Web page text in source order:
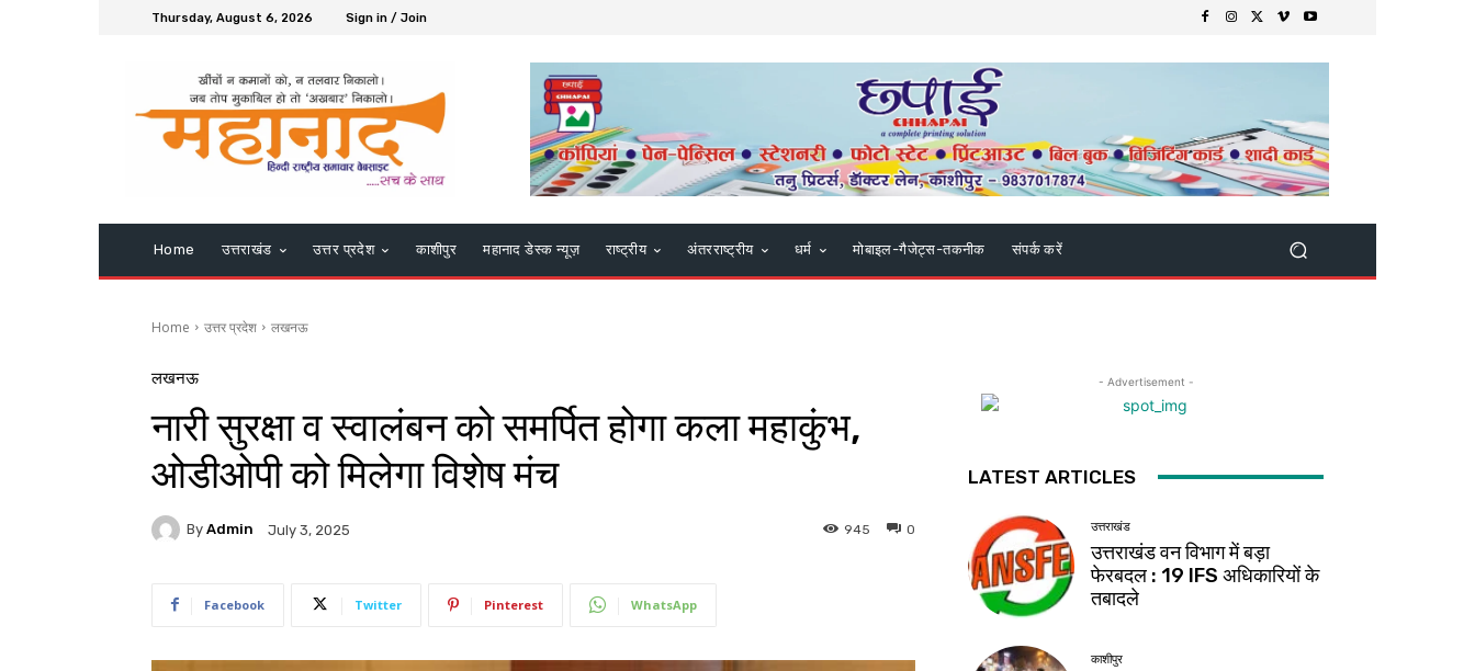
Thursday, August 6, 2026 Sign in / Join
Home उत्तराखंड उत्तर प्रदेश काशीपुर महानाद डेस्क न्यूज़ राष्ट्रीय अंतरराष्ट्रीय धर्म मोबाइल-गैजेट्स-तकनीक संपर्क करें
Home उत्तर प्रदेश लखनऊ
लखनऊ
नारी सुरक्षा व स्वालंबन को समर्पित होगा कला महाकुंभ,
ओडीओपी को मिलेगा विशेष मंच
By Admin July 3, 2025 0
945
Facebook Twitter Pinterest WhatsApp
- Advertisement -
LATEST ARTICLES
उत्तराखंड
उत्तराखंड वन विभाग में बड़ा
फेरबदल : 19 IFS अधिकारियों के
तबादले
काशीपुर